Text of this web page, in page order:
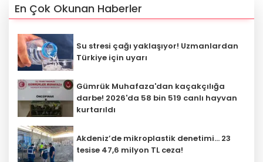
En Çok Okunan Haberler
Su stresi çağı yaklaşıyor! Uzmanlardan
Türkiye için uyarı
Gümrük Muhafaza'dan kaçakçılığa
darbe! 2026'da 58 bin 519 canlı hayvan
kurtarıldı
Akdeniz’de mikroplastik denetimi... 23
tesise 47,6 milyon TL ceza!